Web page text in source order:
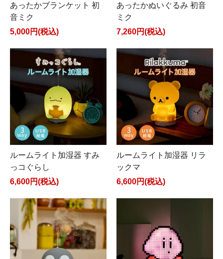
あったかブランケット 初
音ミク
5,000円(税込)
あったかぬいぐるみ 初音
ミク
7,260円(税込)
ルームライト加湿器 すみ
っコぐらし
6,600円(税込)
ルームライト加湿器 リラ
ックマ
6,600円(税込)